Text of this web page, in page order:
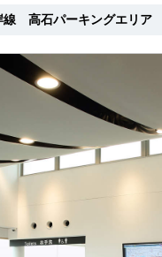
線 高石パーキングエリア